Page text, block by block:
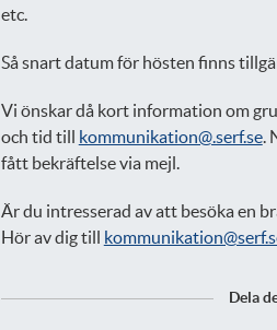
etc.
Så snart datum för hösten finns
Vi önskar då kort information om
och tid till kommunikation@.serf.se.
fått bekräftelse via mejl.
Är du intresserad av att besöka en
Hör av dig till
Dela